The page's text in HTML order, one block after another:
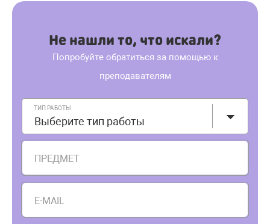
Не нашли то, что искали?
Попробуйте обратиться за помощью к
преподавателям
ТИП РАБОТЫ
Выберите тип работы
ПРЕДМЕТ
E-MAIL